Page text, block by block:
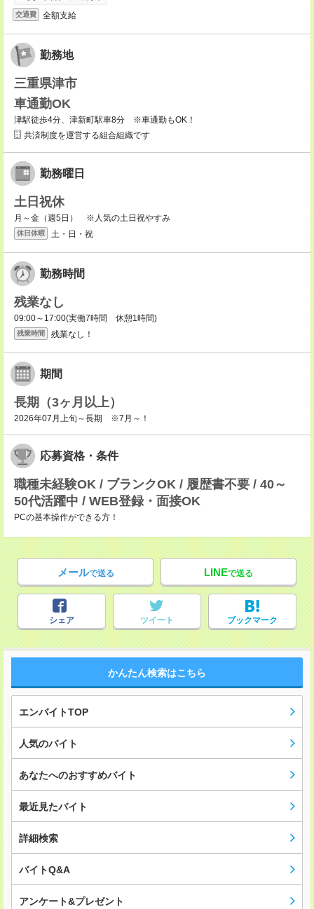
交通費 全額支給
勤務地
三重県津市
車通勤OK
津駅徒歩4分、津新町駅車8分 ※車通勤もOK！
共済制度を運営する組合組織です
勤務曜日
土日祝休
月～金（週5日） ※人気の土日祝やすみ
休日休暇 土・日・祝
勤務時間
残業なし
09:00～17:00(実働7時間 休憩1時間)
残業時間 残業なし！
期間
長期（3ヶ月以上）
2026年07月上旬～長期 ※7月～！
応募資格・条件
職種未経験OK / ブランクOK / 履歴書不要 / 40～
50代活躍中 / WEB登録・面接OK
PCの基本操作ができる方！
メールで送る LINEで送る
シェア ツイート ブックマーク
かんたん検索はこちら
エンバイトTOP
人気のバイト
あなたへのおすすめバイト
最近見たバイト
詳細検索
バイトQ&A
アンケート&プレゼント